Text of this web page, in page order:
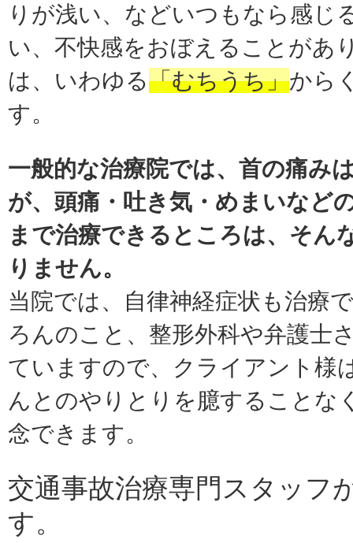
りが浅い、などいつもなら感じ
い、不快感をおぼえることがあ
は、いわゆる「むちうち」から
す。
一般的な治療院では、首の痛み
が、頭痛・吐き気・めまいなど
まで治療できるところは、そん
りません。
当院では、自律神経症状も治療
ろんのこと、整形外科や弁護士
ていますので、クライアント様
んとのやりとりを臆することな
念できます。
交通事故治療専門スタッフ
す。